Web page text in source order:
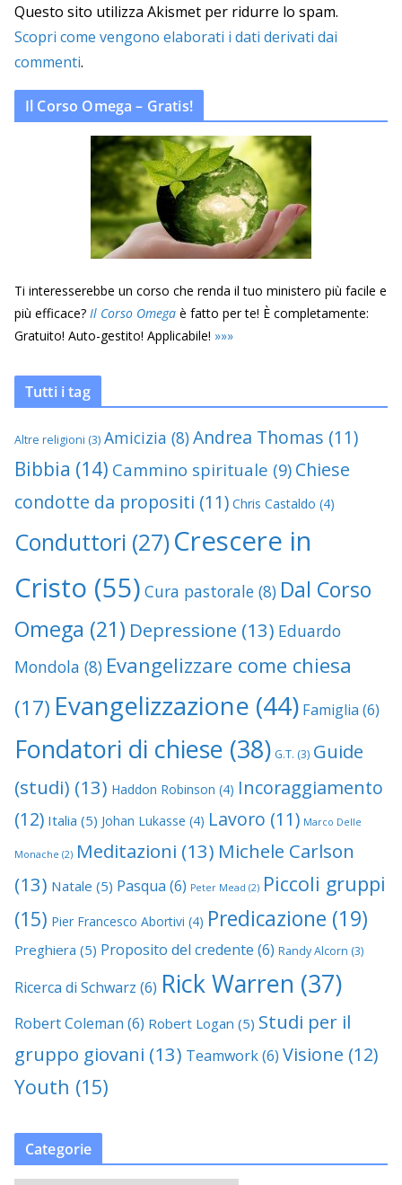
Questo sito utilizza Akismet per ridurre lo spam.
Scopri come vengono elaborati i dati derivati dai
commenti.
Il Corso Omega – Gratis!
Ti interesserebbe un corso che renda il tuo ministero più facile e
più efficace? Il Corso Omega è fatto per te! È completamente:
Gratuito! Auto-gestito! Applicabile! »»»
Tutti i tag
Altre religioni (3) Amicizia (8)Andrea Thomas (11)
Bibbia (14) Cammino spirituale (9) Chiese
condotte da propositi (11) Chris Castaldo (4)
Conduttori (27) Crescere in
Cristo (55) Cura pastorale (8) Dal Corso
Omega (21) Depressione (13) Eduardo
Mondola (8) Evangelizzare come chiesa
(17) Evangelizzazione (44) Famiglia (6)
Fondatori di chiese (38) G.T. (3) Guide
(studi) (13) Haddon Robinson (4) Incoraggiamento
(12) Italia (5) Johan Lukasse (4) Lavoro (11) Marco Delle
Monache (2) Meditazioni (13) Michele Carlson
(13) Natale (5) Pasqua (6) Peter Mead (2) Piccoli gruppi
(15) Pier Francesco Abortivi (4) Predicazione (19)
Preghiera (5) Proposito del credente (6) Randy Alcorn (3)
Ricerca di Schwarz (6) Rick Warren (37)
Robert Coleman (6) Robert Logan (5) Studi per il
gruppo giovani (13) Teamwork(6) Visione (12)
Youth (15)
Categorie